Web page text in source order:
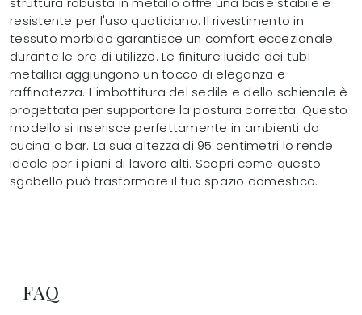
resistente per l'uso quotidiano. Il rivestimento in
tessuto morbido garantisce un comfort eccezionale
durante le ore di utilizzo. Le finiture lucide dei tubi
metallici aggiungono un tocco di eleganza e
raffinatezza. L'imbottitura del sedile e dello schienale è
progettata per supportare la postura corretta. Questo
modello si inserisce perfettamente in ambienti da
cucina o bar. La sua altezza di 95 centimetri lo rende
ideale per i piani di lavoro alti. Scopri come questo
sgabello può trasformare il tuo spazio domestico.
FAQ